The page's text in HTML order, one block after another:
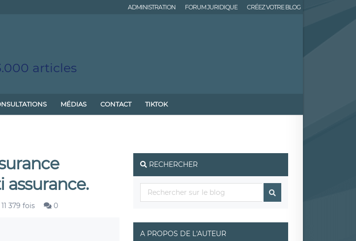
ADMINISTRATION FORUM JURIDIQUE CRÉEZ VOTRE BLOG
articles
MÉDIAS CONTACT TIKTOK
379 fois 0
RECHERCHER
A PROPOS DE L'AUTEUR